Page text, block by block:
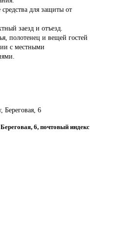
для защиты от
заезд и отъезд.
полотенец и вещей гостей
с местными
Береговая, 6
6, почтовый индекс